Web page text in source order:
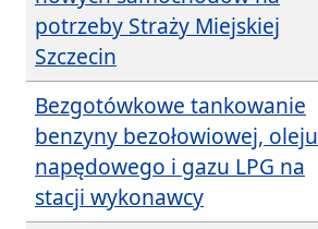
potrzeby Straży Miejskiej
Szczecin
Bezgotówkowe tankowanie
benzyny bezołowiowej, oleju
napędowego i gazu LPG na
stacji wykonawcy